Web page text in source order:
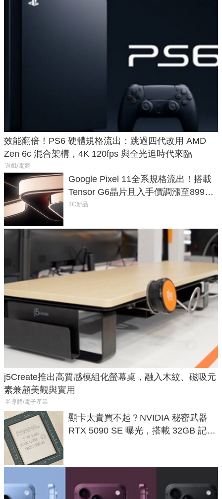
效能翻倍！PS6 硬體規格流出：跳過四代改用 AMD
Zen 6c 混合架構，4K 120fps 與全光追時代來臨
遊戲/電競
Google Pixel 11全系規格流出！搭載
Tensor G6晶片且入手價調漲至899美
元
3C新品
j5Create推出高質感模組化螢幕桌，融入木紋、磁吸元
素兼顧美觀與實用
半導體/電子產業
顯卡太貴買不起？NVIDIA 秘密武器
RTX 5090 SE 曝光，搭載 32GB 記憶